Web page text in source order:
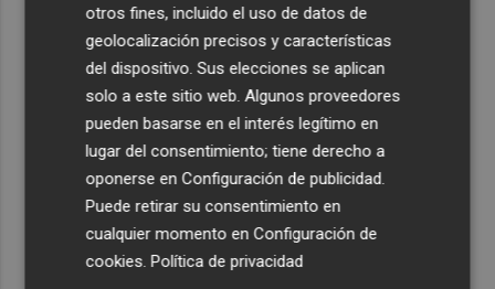
otros fines, incluido el uso de datos de
geolocalización precisos y características
del dispositivo. Sus elecciones se aplican
solo a este sitio web. Algunos proveedores
pueden basarse en el interés legítimo en
lugar del consentimiento; tiene derecho a
oponerse enConfiguración de publicidad.
Puede retirar su consentimiento en
cualquier momento enConfiguración de
cookies.Política de privacidad